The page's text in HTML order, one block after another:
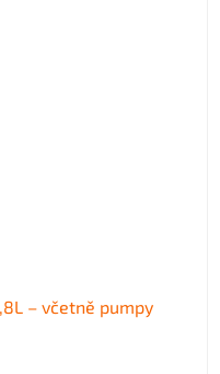
– včetně pumpy